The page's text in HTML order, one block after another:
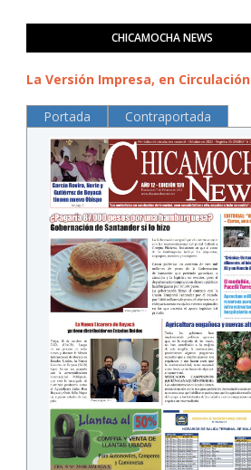
CHICAMOCHA NEWS
La Versión Impresa, en Circulación
Portada Contraportada